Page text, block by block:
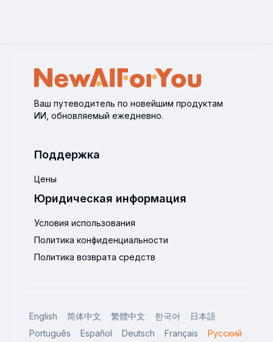
Ваш путеводитель по новейшим продуктам
ИИ, обновляемый ежедневно.
Поддержка
Цены
Юридическая информация
Условия использования
Политика конфиденциальности
Политика возврата средств
English 简体中文 繁體中文 한국어
日本語
Português
Español Deutsch Français Русский